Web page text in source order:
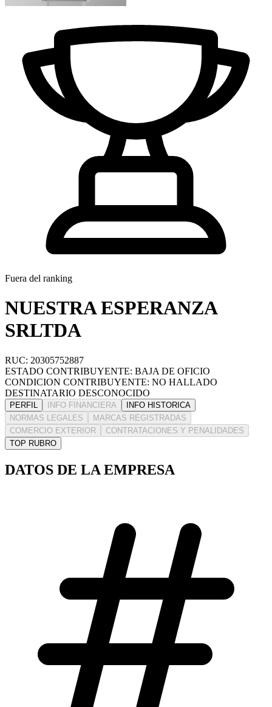
Fuera del ranking
NUESTRA ESPERANZA
SRLTDA
RUC: 20305752887
ESTADO CONTRIBUYENTE: BAJA DE OFICIO
CONDICION CONTRIBUYENTE: NO HALLADO
DESTINATARIO DESCONOCIDO
PERFIL INFO FINANCIERA
INFO HISTORICA
NORMAS LEGALES
MARCAS REGISTRADAS
COMERCIO EXTERIOR
CONTRATACIONES Y PENALIDADES
TOP RUBRO
DATOS DE LA EMPRESA